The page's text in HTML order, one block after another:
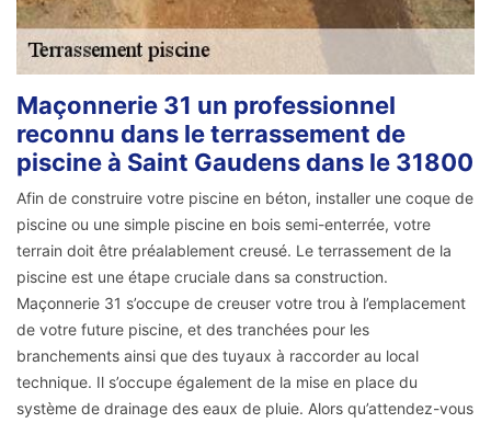
Maçonnerie 31 un professionnel
reconnu dans le terrassement de
piscine à Saint Gaudens dans le 31800
Afin de construire votre piscine en béton, installer une coque de
piscine ou une simple piscine en bois semi-enterrée, votre
terrain doit être préalablement creusé. Le terrassement de la
piscine est une étape cruciale dans sa construction.
Maçonnerie 31 s’occupe de creuser votre trou à l’emplacement
de votre future piscine, et des tranchées pour les
branchements ainsi que des tuyaux à raccorder au local
technique. Il s’occupe également de la mise en place du
système de drainage des eaux de pluie. Alors qu’attendez-vous